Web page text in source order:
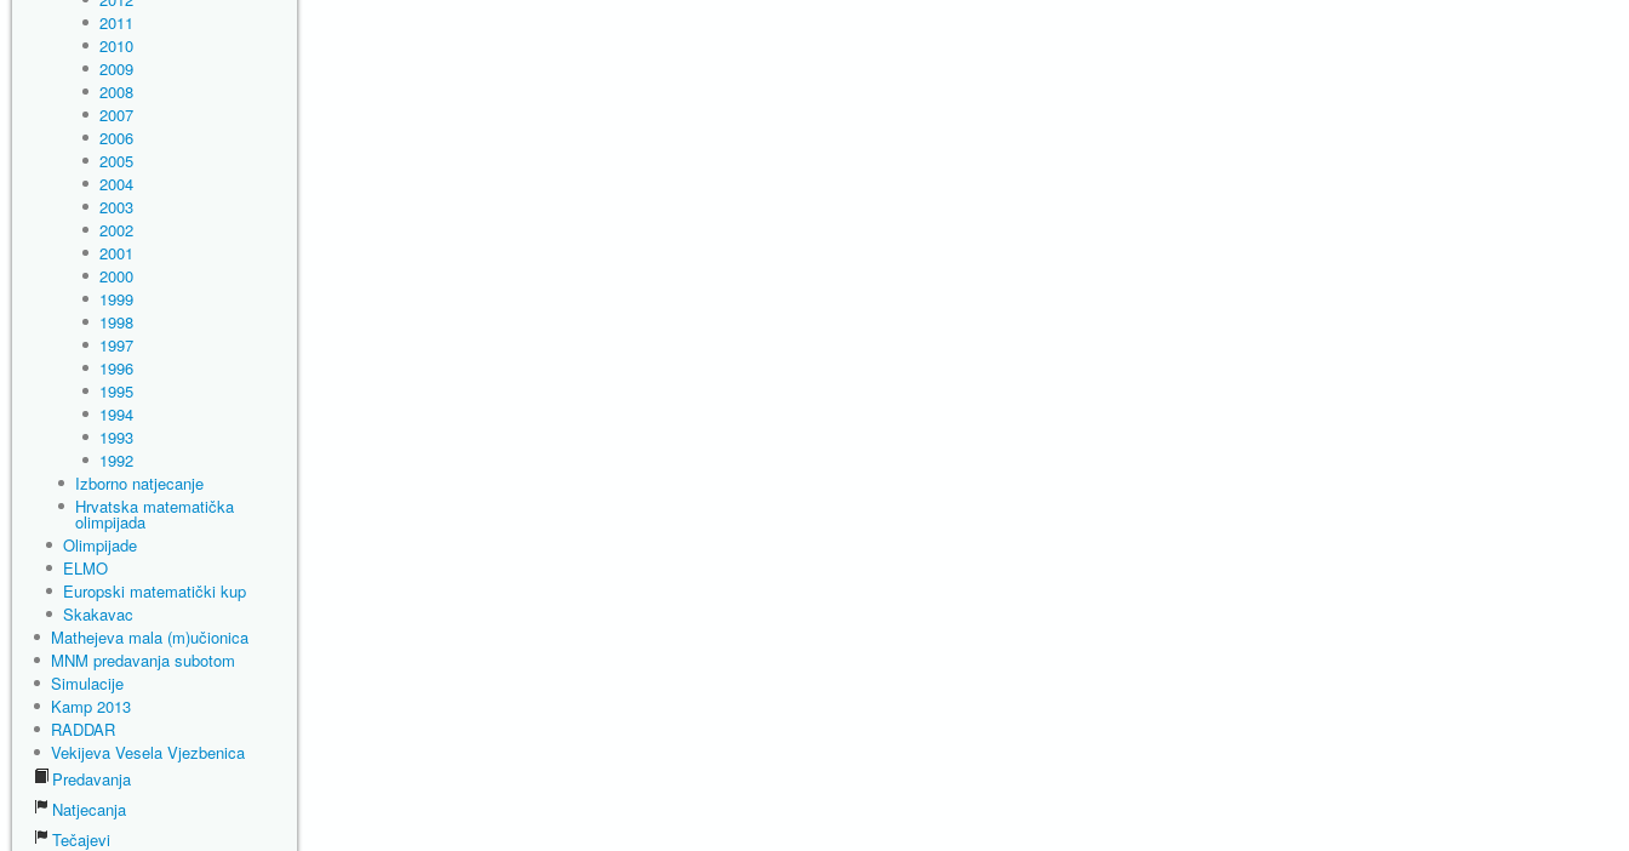
2011
2010
2009
2008
2007
2006
2005
2004
2003
2002
2001
2000
1999
1998
1997
1996
1995
1994
1993
1992
Izborno natjecanje
Hrvatska matematička
olimpijada
Olimpijade
ELMO
Europski matematički kup
Skakavac
Mathejeva mala (m)učionica
MNM predavanja subotom
Simulacije
Kamp 2013
RADDAR
Vekijeva Vesela Vjezbenica
Predavanja
Natjecanja
Tečajevi